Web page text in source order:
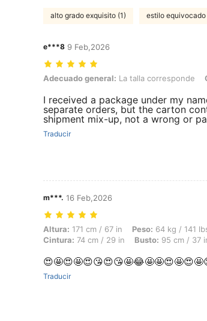
alto grado exquisito (1) estilo equivocado
e***8 9 Feb,2026
Adecuado general: La talla corresponde, Color:
Adecuado general: La talla corresponde
I received a package under my
separate orders, but the carton
shipment mix-up, not a wrong or
Traducir
m***. 16 Feb,2026
Altura: 171 cm / 67 in, Peso: 64 kg / 141 lbs,
Altura: 171 cm / 67 in Peso: 64 kg / 141
Cintura: 74 cm / 29 in Busto: 95 cm / 37
Traducir